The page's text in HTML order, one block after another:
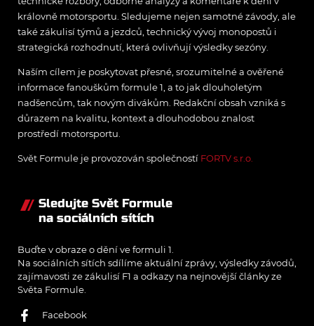
královně motorsportu. Sledujeme nejen samotné závody, ale
také zákulisí týmů a jezdců, technický vývoj monopostů i
strategická rozhodnutí, která ovlivňují výsledky sezóny.
Naším cílem je poskytovat přesné, srozumitelné a ověřené
informace fanouškům formule 1, a to jak dlouholetým
nadšencům, tak novým divákům. Redakční obsah vzniká s
důrazem na kvalitu, kontext a dlouhodobou znalost
prostředí motorsportu.
Svět Formule je provozován společností FORTV s.r.o.
Sledujte Svět Formule
na sociálních sítích
Buďte v obraze o dění ve formuli 1.
Na sociálních sítích sdílíme aktuální zprávy, výsledky závodů,
zajímavosti ze zákulisí F1 a odkazy na nejnovější články ze
Světa Formule.
Facebook